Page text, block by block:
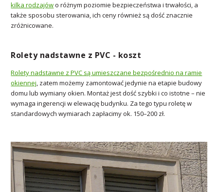
kilka rodzajówo różnym poziomie bezpieczeństwa i trwałości, a
także sposobu sterowania, ich ceny również są dość znacznie
zróżnicowane.
Rolety nadstawne z PVC - koszt
Rolety nadstawne z PVC są umieszczane bezpośrednio na ramie
okiennej, zatem możemy zamontować jedynie na etapie budowy
domu lub wymiany okien. Montaż jest dość szybki i co istotne – nie
wymaga ingerencji w elewację budynku. Za tego typu roletę w
standardowych wymiarach zapłacimy ok. 150–200 zł.